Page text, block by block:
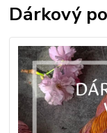
Dárkový